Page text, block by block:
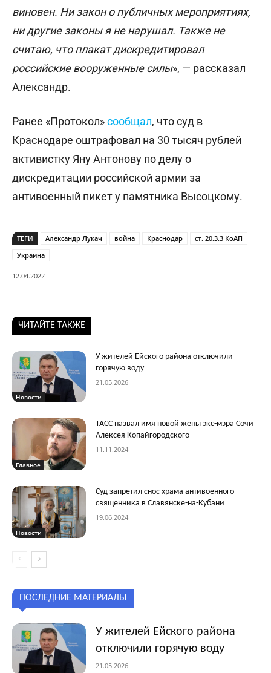
виновен. Ни закон о публичных мероприятиях,
ни другие законы я не нарушал. Также не
считаю, что плакат дискредитировал
российские вооруженные силы», — рассказал
Александр.
Ранее «Протокол»сообщал, что суд в
Краснодаре оштрафовал на 30 тысяч рублей
активистку Яну Антонову по делу о
дискредитации российской армии за
антивоенный пикет у памятника Высоцкому.
ТЕГИ Александр Лукач война Краснодар
ст. 20.3.3 КоАП
Украина
12.04.2022
ЧИТАЙТЕ ТАКЖЕ
Новости
У жителей Ейского района отключили
горячую воду
21.05.2026
Главное
ТАСС назвал имя новой жены экс-мэра Сочи
Алексея Копайгородского
11.11.2024
Новости
Суд запретил снос храма антивоенного
священника в Славянске-на-Кубани
19.06.2024
ПОСЛЕДНИЕ МАТЕРИАЛЫ
У жителей Ейского района
отключили горячую воду
21.05.2026